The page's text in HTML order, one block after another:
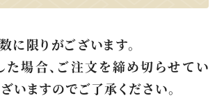
に限りがございます。
場合、ご注文を締め切らせてい
いますのでご了承ください。